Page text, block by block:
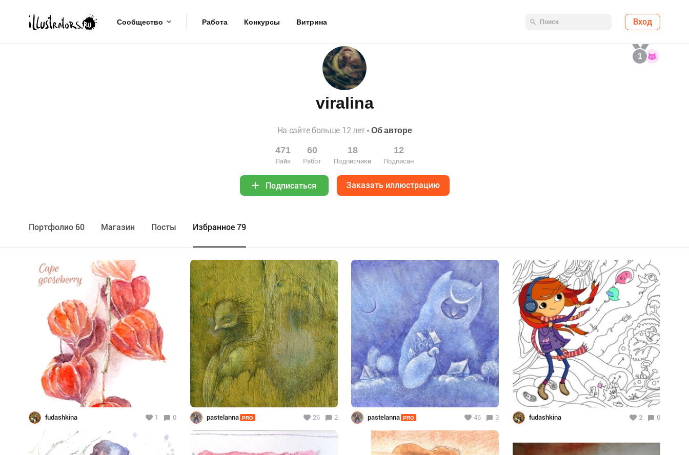
Сообщество Работа Конкурсы Витрина Вход
1
viralina
На сайте больше 12 лет Об авторе
471
Лайк
60
Работ
18
Подписчики
12
Подписан
Подписаться Заказать иллюстрацию
Портфолио 60 Maгазин Посты Избранное 79
fudashkina 1 0 pastelanna PRO 26 2 pastelanna PRO 46 3 fudashkina 2 0